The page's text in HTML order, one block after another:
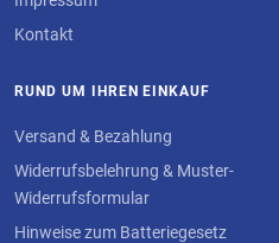
Kontakt
RUND UM IHREN EINKAUF
Versand & Bezahlung
Widerrufsbelehrung & Muster-
Widerrufsformular
Hinweise zum Batteriegesetz